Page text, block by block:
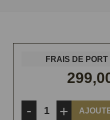
FRAIS DE
-
+